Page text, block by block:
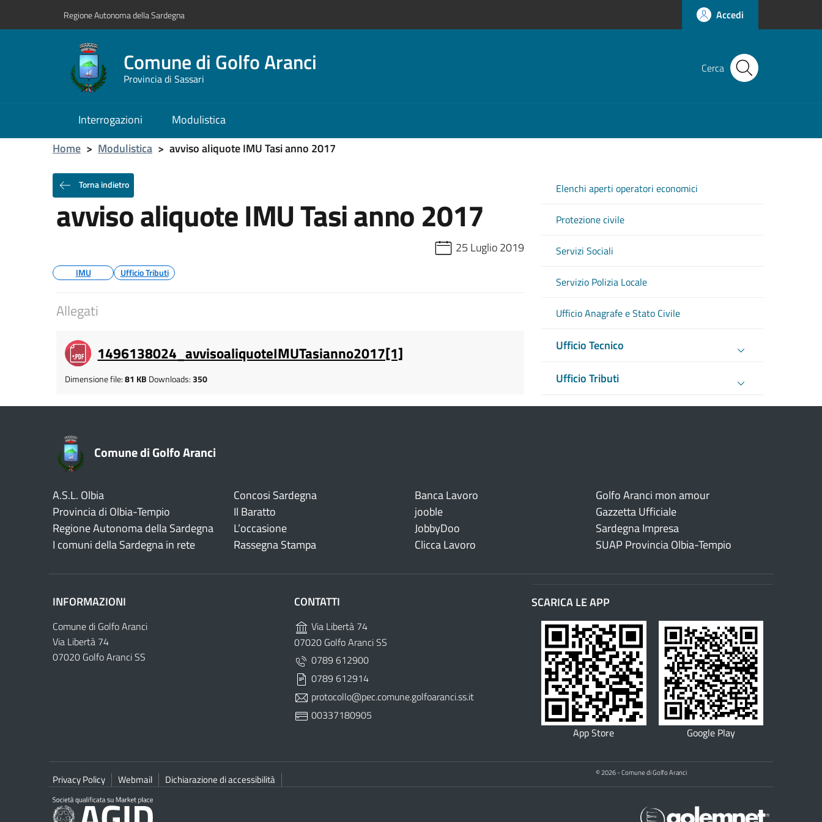
Regione Autonoma della Sardegna Accedi
Comune di Golfo Aranci
Provincia di Sassari
Cerca
Interrogazioni
Modulistica
Home > Modulistica > avviso aliquote IMU Tasi anno 2017
Torna indietro
avviso aliquote IMU Tasi anno 2017
25 Luglio 2019
IMU Ufficio Tributi
Allegati
1496138024_avvisoaliquoteIMUTasianno2017[1]
Dimensione file:81 KB Downloads:350
Elenchi aperti operatori economici
Protezione civile
Servizi Sociali
Servizio Polizia Locale
Ufficio Anagrafe e Stato Civile
Ufficio Tecnico
Ufficio Tributi
Comune di Golfo Aranci
A.S.L. Olbia
Provincia di Olbia-Tempio
Regione Autonoma della Sardegna
I comuni della Sardegna in rete
Concosi Sardegna
Il Baratto
L’occasione
Rassegna Stampa
Banca Lavoro
jooble
JobbyDoo
Clicca Lavoro
Golfo Aranci mon amour
Gazzetta Ufficiale
Sardegna Impresa
SUAP Provincia Olbia-Tempio
INFORMAZIONI
Comune di Golfo Aranci
Via Libertà 74
07020 Golfo Aranci SS
CONTATTI
Via Libertà 74
07020 Golfo Aranci SS
0789 612900
0789 612914
protocollo@pec.comune.golfoaranci.ss.it
00337180905
SCARICA LE APP
App Store Google Play
Privacy Policy Webmail Dichiarazione di accessibilità
© 2026 - Comune di Golfo Aranci